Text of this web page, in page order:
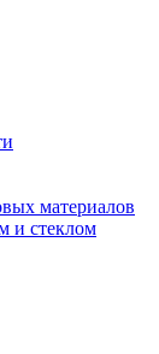
материалов
и стеклом